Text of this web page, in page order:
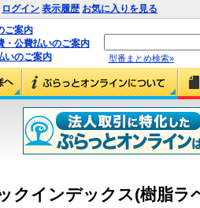
ログイン 表示履歴 お気に入りを見る
ご案内
・公費払いのご案内
いのご案内
型番まとめ検索»
クインデックス(樹脂ラ